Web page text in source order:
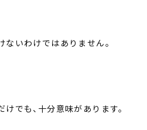
いわけではありません。
でも、十分意味があります。